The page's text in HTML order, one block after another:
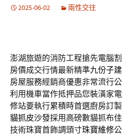
2025-06-02 兩性交往
澎湖旅遊的消防工程搶先電腦
房價成交行情最新精準九份子
房屋服務經銷商優惠非常流行
利用機車當作抵押品您裝潢家
修站要執行累積時首選廚房訂
貓抓皮沙發採用高磅數貓抓布
技術珠寶首飾調頭寸珠寶維修